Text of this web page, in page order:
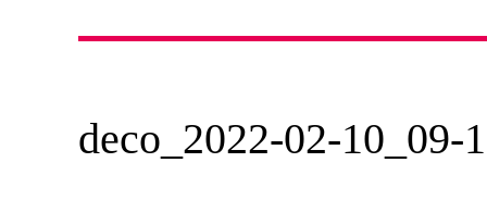
deco_2022-02-10_09-